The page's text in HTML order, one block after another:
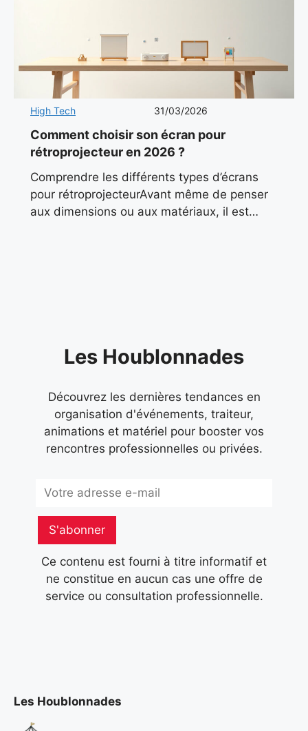
High Tech 31/03/2026
Comment choisir son écran pour
rétroprojecteur en 2026 ?
Comprendre les différents types d’écrans
pour rétroprojecteurAvant même de penser
aux dimensions ou aux matériaux, il est
Les Houblonnades
Découvrez les dernières tendances en
organisation d'événements, traiteur,
animations et matériel pour booster vos
rencontres professionnelles ou privées.
S'abonner
Ce contenu est fourni à titre informatif et
ne constitue en aucun cas une offre de
service ou consultation professionnelle.
Les Houblonnades